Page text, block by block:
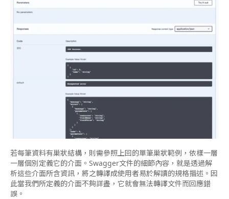
若每筆資料有巢狀結構，則需參照上回的單筆巢狀範例，依樣一層
一層個別定義它的介面。Swagger文件的細節內容，就是透過解
析這些介面所含資訊，將之轉譯成使用者易於解讀的規格描述。因
此當我們所定義的介面不夠詳盡，它就會無法轉譯文件而回應錯
誤。